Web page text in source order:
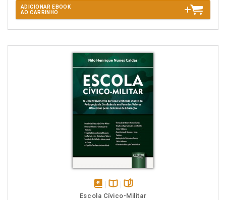
ADICIONAR EBOOK
AO CARRINHO
disponívelDisponível
páginas
Escola Cívico-Militar